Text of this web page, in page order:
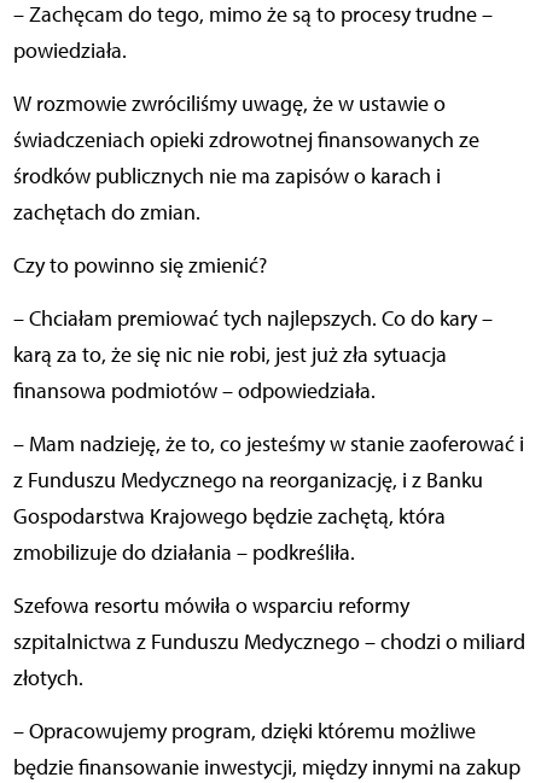
– Zachęcam do tego, mimo że są to procesy trudne –
powiedziała.
W rozmowie zwróciliśmy uwagę, że w ustawie o
świadczeniach opieki zdrowotnej finansowanych ze
środków publicznych nie ma zapisów o karach i
zachętach do zmian.
Czy to powinno się zmienić?
– Chciałam premiować tych najlepszych. Co do kary –
karą za to, że się nic nie robi, jest już zła sytuacja
finansowa podmiotów – odpowiedziała.
– Mam nadzieję, że to, co jesteśmy w stanie zaoferować i
z Funduszu Medycznego na reorganizację, i z Banku
Gospodarstwa Krajowego będzie zachętą, która
zmobilizuje do działania – podkreśliła.
Szefowa resortu mówiła o wsparciu reformy
szpitalnictwa z Funduszu Medycznego – chodzi o miliard
złotych.
– Opracowujemy program, dzięki któremu możliwe
będzie finansowanie inwestycji, między innymi na zakup